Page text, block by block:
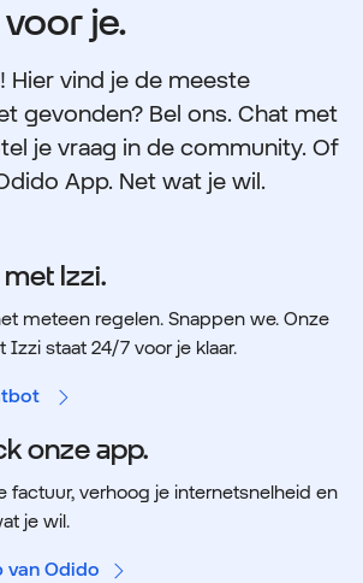
je.
Hier vind je de meeste
gevonden? Bel ons. Chat met
je vraag in de community. Of
App. Net wat je wil.
Izzi.
meteen regelen. Snappen we. Onze
Izzi staat 24/7 voor je klaar.
onze app.
factuur, verhoog je internetsnelheid en
je wil.
van Odido